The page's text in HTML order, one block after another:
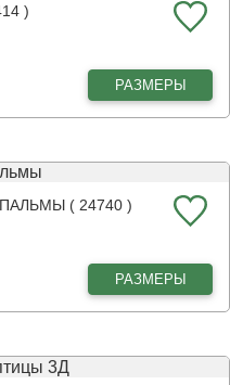
подразумевает наличие
элементов, дорогих
стиле на любой вкус.Мы
вариации, которые будут
высоким
печати используются
соединений, способных
к ультрафиолету,
)
РАЗМЕРЫ
( 24740 )
РАЗМЕРЫ